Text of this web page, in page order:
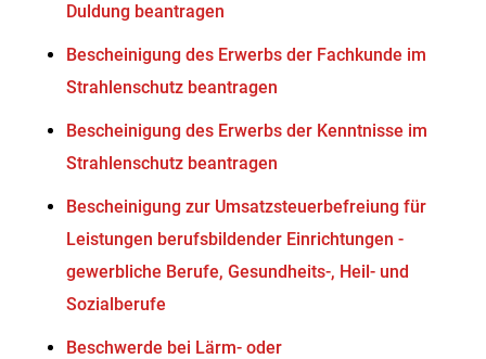
Duldung beantragen
Bescheinigung des Erwerbs der Fachkunde im
Strahlenschutz beantragen
Bescheinigung des Erwerbs der Kenntnisse im
Strahlenschutz beantragen
Bescheinigung zur Umsatzsteuerbefreiung für
Leistungen berufsbildender Einrichtungen -
gewerbliche Berufe, Gesundheits-, Heil- und
Sozialberufe
Beschwerde bei Lärm- oder